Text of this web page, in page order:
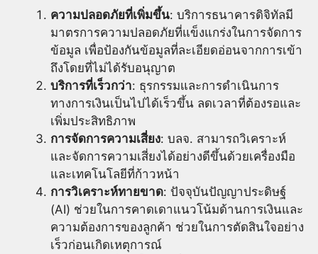
ความปลอดภัยที่เพิ่มขึ้น: บริการธนาคารดิจิทัลมี
มาตรการความปลอดภัยที่แข็งแกร่งในการจัดการ
ข้อมูล เพื่อป้องกันข้อมูลที่ละเอียดอ่อนจากการเข้า
ถึงโดยที่ไม่ได้รับอนุญาต
บริการที่เร็วกว่า: ธุรกรรมและการดำเนินการ
ทางการเงินเป็นไปได้เร็วขึ้น ลดเวลาที่ต้องรอและ
เพิ่มประสิทธิภาพ
การจัดการความเสี่ยง: บลจ. สามารถวิเคราะห์
และจัดการความเสี่ยงได้อย่างดีขึ้นด้วยเครื่องมือ
และเทคโนโลยีที่ก้าวหน้า
การวิเคราะห์ทายขาด: ปัจจุบันปัญญาประดิษฐ์
(AI) ช่วยในการคาดเดาแนวโน้มด้านการเงินและ
ความต้องการของลูกค้า ช่วยในการตัดสินใจอย่าง
เร็วก่อนเกิดเหตุการณ์